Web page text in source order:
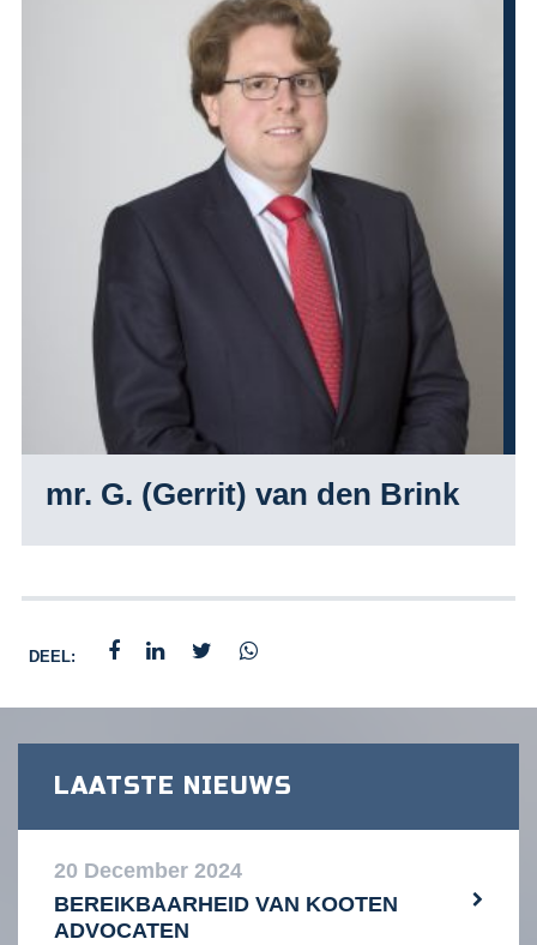
mr. G. (Gerrit) van den Brink
DEEL:
LAATSTE NIEUWS
20 December 2024
BEREIKBAARHEID VAN KOOTEN
ADVOCATEN